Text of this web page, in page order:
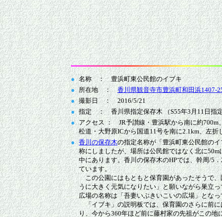
● 名称 ： 豊浜町東公民館のイブキ
● 所在地 ：香川県観音寺市豊浜町和田浜1407-
● 撮影日 ： 2016/5/21
● 指定 ： 香川県指定保存木 （S55年3月11日指
● アクセス ： JR予讃線・豊浜駅から南に約
松道・大野原ICから国道11号を南に2.1km、左折
● 香川の保存木の指定名称が「豊浜町東公民館の
称にしましたが、場所は公民館ではなく北に
中にあります。香川の保存木のHPでは、幹周/5
ています。
この公園にはもともと保育園があったそうで、
うに大きく元気になりたい」と願いながら巣立
広場の名称は「吾妻いぶきいこいの広場」とな
「イブキ」の説明板では、保育園のさらに前に
り、今から360年ほど前に藤村家の先祖がこの地